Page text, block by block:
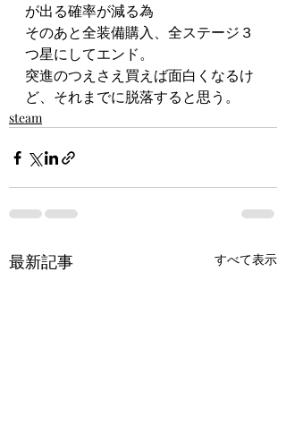
が出る確率が減る為
そのあと全装備購入、全ステージ３
つ星にしてエンド。
突進のつえさえ買えば面白くなるけ
ど、それまでに脱落すると思う。
steam
最新記事 すべて表示